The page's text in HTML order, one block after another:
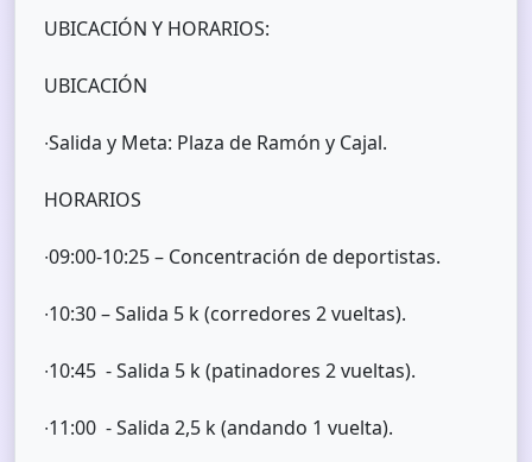
UBICACIÓN Y HORARIOS:
UBICACIÓN
∙Salida y Meta: Plaza de Ramón y Cajal.
HORARIOS
∙09:00-10:25 – Concentración de deportistas.
∙10:30 – Salida 5 k (corredores 2 vueltas).
∙10:45 - Salida 5 k (patinadores 2 vueltas).
∙11:00 - Salida 2,5 k (andando 1 vuelta).